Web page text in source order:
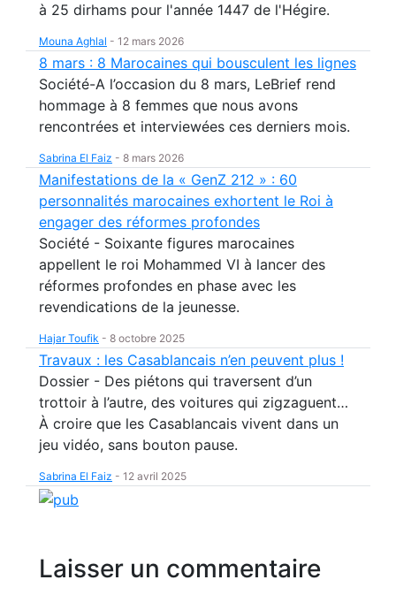
à 25 dirhams pour l'année 1447 de l'Hégire.
Mouna Aghlal - 12 mars 2026
8 mars : 8 Marocaines qui bousculent les lignes
Société-A l’occasion du 8 mars, LeBrief rend
hommage à 8 femmes que nous avons
rencontrées et interviewées ces derniers mois.
Sabrina El Faiz - 8 mars 2026
Manifestations de la « GenZ 212 » : 60
personnalités marocaines exhortent le Roi à
engager des réformes profondes
Société - Soixante figures marocaines
appellent le roi Mohammed VI à lancer des
réformes profondes en phase avec les
revendications de la jeunesse.
Hajar Toufik - 8 octobre 2025
Travaux : les Casablancais n’en peuvent plus !
Dossier - Des piétons qui traversent d’un
trottoir à l’autre, des voitures qui zigzaguent…
À croire que les Casablancais vivent dans un
jeu vidéo, sans bouton pause.
Sabrina El Faiz - 12 avril 2025
Laisser un commentaire